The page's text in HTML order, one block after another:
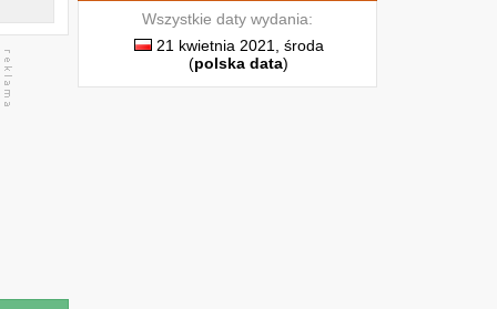
Wszystkie daty wydania:
21 kwietnia 2021, środa
(polska data)